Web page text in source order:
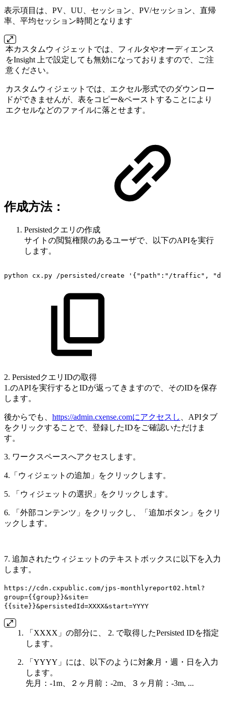
表示項目は、PV、UU、セッション、PV/セッション、直帰
率、平均セッション時間となります
本カスタムウィジェットでは、フィルタやオーディエンス
をInsight 上で設定しても無効になっておりますので、ご注
意ください。
カスタムウィジェットでは、エクセル形式でのダウンロー
ドができませんが、表をコピー&ペーストすることにより
エクセルなどのファイルに落とせます。
作成方法：
Persistedクエリの作成
サイトの閲覧権限のあるユーザで、以下のAPIを実行
します。
python cx.py /persisted/create '{"path":"/traffic",
2. PersistedクエリIDの取得
1.のAPIを実行するとIDが返ってきますので、そのIDを保存
します。
後からでも、 https://admin.cxense.comにアクセスし
、APIタブ
をクリックすることで、登録したIDをご確認いただけま
す。
3. ワークスペースへアクセスします。
4.「ウィジェットの追加」をクリックします。
5. 「ウィジェットの選択」をクリックします。
6. 「外部コンテンツ」をクリックし、「追加ボタン」をクリ
ックします。
7. 追加されたウィジェットのテキストボックスに以下を入力
します。
https://cdn.cxpublic.com/jps-monthlyreport02.html?
group={{group}}&site=
{{site}}&persistedId=XXXX&start=YYYY
「XXXX」の部分に、 2. で取得したPersisted IDを指定
します。
「YYYY」には、以下のように対象月・週・日を入力
します。
先月：-1m、２ヶ月前：-2m、３ヶ月前：-3m, ...